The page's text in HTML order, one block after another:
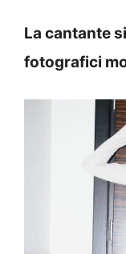
La cantante
fotografici